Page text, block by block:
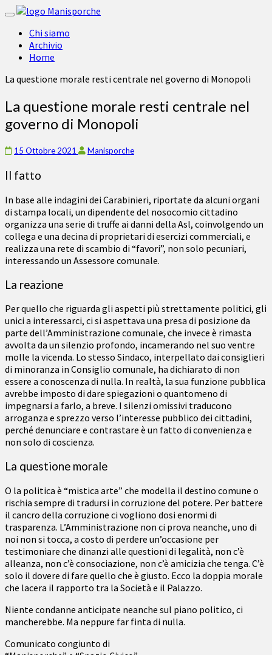
Toggle
navigationChi siamo
Archivio
Home
La questione morale resti centrale nel governo di Monopoli
La questione morale resti centrale nel
governo di Monopoli
15 Ottobre 2021 Manisporche
Il fatto
In base alle indagini dei Carabinieri, riportate da alcuni organi
di stampa locali, un dipendente del nosocomio cittadino
organizza una serie di truffe ai danni della Asl, coinvolgendo un
collega e una decina di proprietari di esercizi commerciali, e
realizza una rete di scambio di “favori”, non solo pecuniari,
interessando un Assessore comunale.
La reazione
Per quello che riguarda gli aspetti più strettamente politici, gli
unici a interessarci, ci si aspettava una presa di posizione da
parte dell’Amministrazione comunale, che invece è rimasta
avvolta da un silenzio profondo, incamerando nel suo ventre
molle la vicenda. Lo stesso Sindaco, interpellato dai consiglieri
di minoranza in Consiglio comunale, ha dichiarato di non
essere a conoscenza di nulla. In realtà, la sua funzione pubblica
avrebbe imposto di dare spiegazioni o quantomeno di
impegnarsi a farlo, a breve. I silenzi omissivi traducono
arroganza e sprezzo verso l’interesse pubblico dei cittadini,
perché denunciare e contrastare è un fatto di convenienza e
non solo di coscienza.
La questione morale
O la politica è “mistica arte” che modella il destino comune o
rischia sempre di tradursi in corruzione del potere. Per battere
il cancro della corruzione ci vogliono dosi enormi di
trasparenza. L’Amministrazione non ci prova neanche, uno di
noi non si tocca, a costo di perdere un’occasione per
testimoniare che dinanzi alle questioni di legalità, non c’è
alleanza, non c’è consociazione, non c’è amicizia che tenga. C’è
solo il dovere di fare quello che è giusto. Ecco la doppia morale
che lacera il rapporto tra la Società e il Palazzo.
Niente condanne anticipate neanche sul piano politico, ci
mancherebbe. Ma neppure far finta di nulla.
Comunicato congiunto di